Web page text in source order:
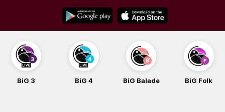
content
BiG 3 BiG 4 BiG Balade BiG Folk